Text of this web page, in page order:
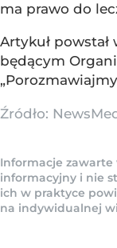
ma prawo do
Artykuł powstał
będącym
Źródło:
Informacje zawarte
informacyjny i nie
ich w praktyce
na indywidualnej